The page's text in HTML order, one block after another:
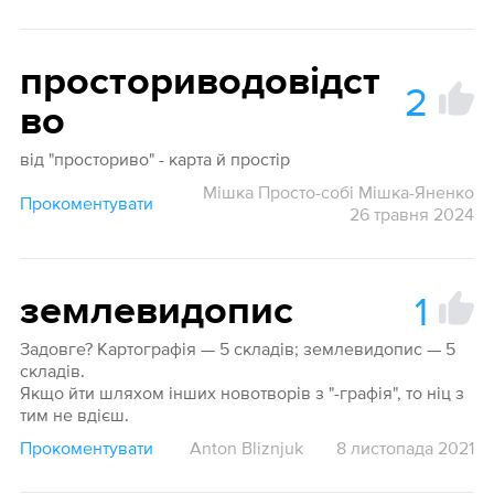
просториводовідст
во
2
від "просториво" - карта й простір
Прокоментувати
Мішка Просто-собі Мішка-Яненко
26 травня 2024
землевидопис 1
Задовге? Картографія — 5 складів; землевидопис — 5
складів.
Якщо йти шляхом інших новотворів з "-графія", то ніц з
тим не вдієш.
Прокоментувати
Anton Bliznjuk 8 листопада 2021